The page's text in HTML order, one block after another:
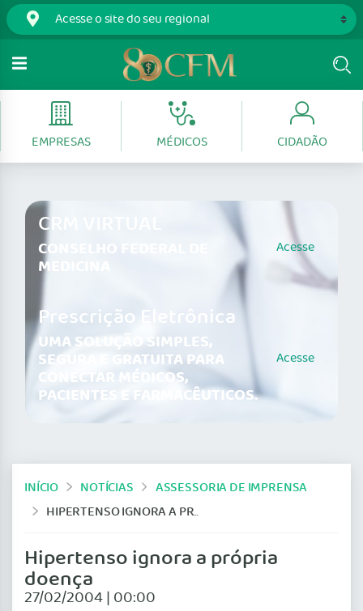
EMPRESAS MÉDICOS CIDADÃO
CRM VIRTUAL
CONSELHO FEDERAL DE
MEDICINA
Acesse
Prescrição Eletrônica
UMA SOLUÇÃO SIMPLES,
SEGURA E GRATUITA PARA
CONECTAR MÉDICOS,
PACIENTES E FARMACÊUTICOS.
Acesse
INÍCIO NOTÍCIAS
ASSESSORIA DE IMPRENSA
HIPERTENSO IGNORA A PRÓPRIA DOENÇA
Hipertenso ignora a própria
doença
27/02/2004 | 00:00